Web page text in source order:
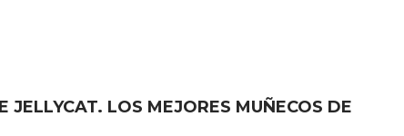
JELLYCAT. LOS MEJORES MUÑECOS DE